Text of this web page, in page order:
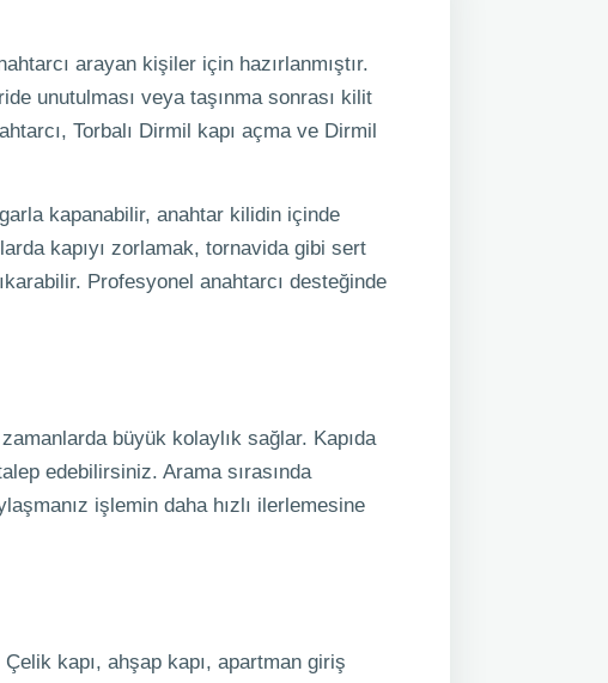
arayan kişiler için hazırlanmıştır.
unutulması veya taşınma sonrası kilit
Torbalı Dirmil kapı açma ve Dirmil
kapanabilir, anahtar kilidin içinde
kapıyı zorlamak, tornavida gibi sert
Profesyonel anahtarcı desteğinde
büyük kolaylık sağlar. Kapıda
edebilirsiniz. Arama sırasında
işlemin daha hızlı ilerlemesine
kapı, ahşap kapı, apartman giriş